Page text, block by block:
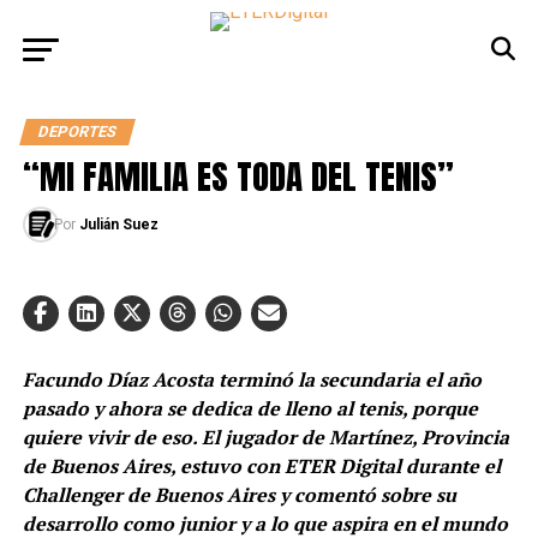
DEPORTES
“MI FAMILIA ES TODA DEL TENIS”
Por Julián Suez
Facundo Díaz Acosta terminó la secundaria el año
pasado y ahora se dedica de lleno al tenis, porque
quiere vivir de eso. El jugador de Martínez, Provincia
de Buenos Aires, estuvo con ETER Digital durante el
Challenger de Buenos Aires y comentó sobre su
desarrollo como junior y a lo que aspira en el mundo